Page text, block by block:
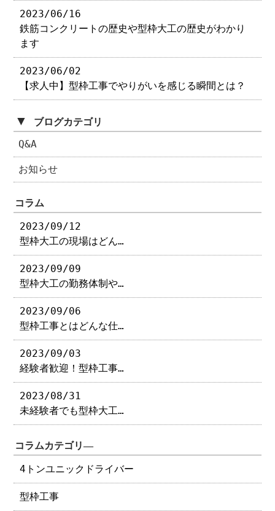
2023/06/16
鉄筋コンクリートの歴史や型枠大工の歴史がわかり
ます
2023/06/02
【求人中】型枠工事でやりがいを感じる瞬間とは？
▼ ブログカテゴリ
Q&A
お知らせ
コラム
2023/09/12
型枠大工の現場はどん…
2023/09/09
型枠大工の勤務体制や…
2023/09/06
型枠工事とはどんな仕…
2023/09/03
経験者歓迎！型枠工事…
2023/08/31
未経験者でも型枠大工…
コラムカテゴリ―
4トンユニックドライバー
型枠工事